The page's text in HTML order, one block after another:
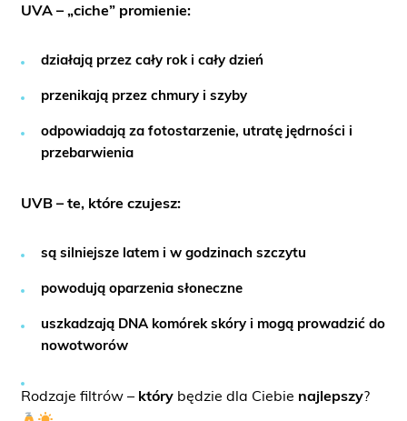
UVA – „ciche” promienie:
działają przez cały rok i cały dzień
przenikają przez chmury i szyby
odpowiadają za fotostarzenie, utratę jędrności i
przebarwienia
UVB – te, które czujesz:
są silniejsze latem i w godzinach szczytu
powodują oparzenia słoneczne
uszkadzają DNA komórek skóry i mogą prowadzić do
nowotworów
Rodzaje filtrów – którybędzie dla Ciebie najlepszy?